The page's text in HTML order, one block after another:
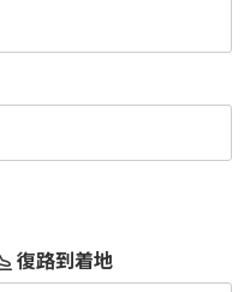
復路到着地